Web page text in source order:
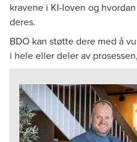
kravene i KI-loven og
deres.
BDO kan støtte dere med å
i hele eller deler av